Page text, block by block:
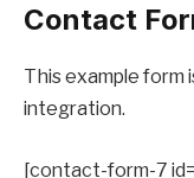
Contact
This example form
integration.
[contact-form-7